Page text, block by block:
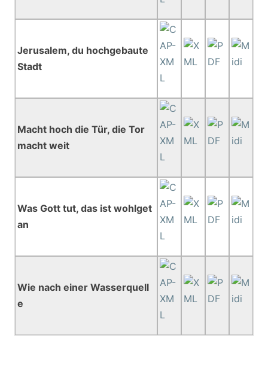
Jerusalem, du hochgebaute
Stadt
Macht hoch die Tür, die Tor
macht weit
Was Gott tut, das ist wohlget
an
Wie nach einer Wasserquell
e